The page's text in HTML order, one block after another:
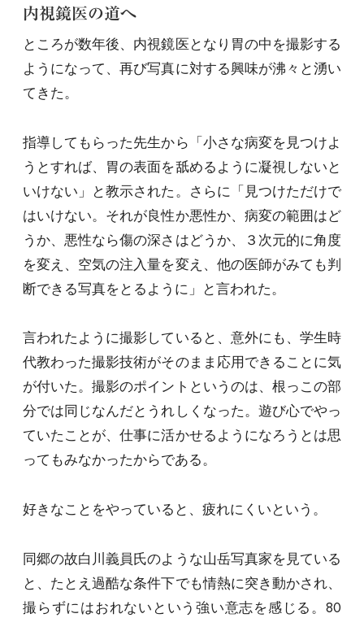
内視鏡医の道へ
ところが数年後、内視鏡医となり胃の中を撮影する
ようになって、再び写真に対する興味が沸々と湧い
てきた。
指導してもらった先生から「小さな病変を見つけよ
うとすれば、胃の表面を舐めるように凝視しないと
いけない」と教示された。さらに「見つけただけで
はいけない。それが良性か悪性か、病変の範囲はど
うか、悪性なら傷の深さはどうか、３次元的に角度
を変え、空気の注入量を変え、他の医師がみても判
断できる写真をとるように」と言われた。
言われたように撮影していると、意外にも、学生時
代教わった撮影技術がそのまま応用できることに気
が付いた。撮影のポイントというのは、根っこの部
分では同じなんだとうれしくなった。遊び心でやっ
ていたことが、仕事に活かせるようになろうとは思
ってもみなかったからである。
好きなことをやっていると、疲れにくいという。
同郷の故白川義員氏のような山岳写真家を見ている
と、たとえ過酷な条件下でも情熱に突き動かされ、
撮らずにはおれないという強い意志を感じる。80